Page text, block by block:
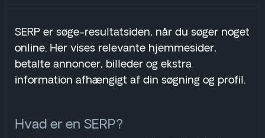
SERP er søge-resultatsiden, når du søger noget
online. Her vises relevante hjemmesider,
betalte annoncer, billeder og ekstra
information afhængigt af din søgning og profil.
Hvad er en SERP?